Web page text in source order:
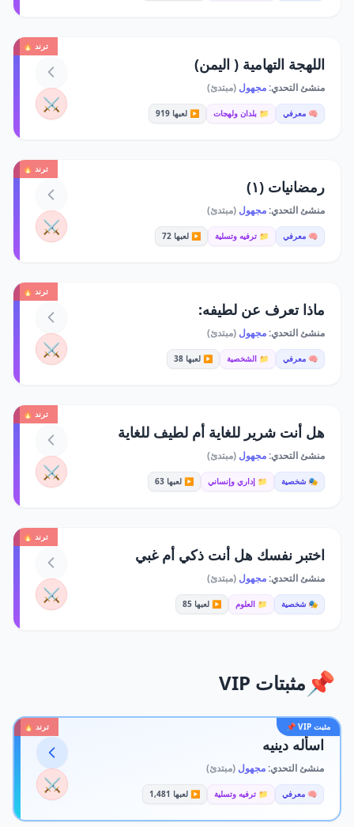
ترند 🔥
اللهجة التهامية ( اليمن)
منشئ التحدي:مجهول (مبتدئ)
🧠 معرفي 📁 بلدان ولهجات ▶️ لعبها 919 ⚔️
ترند 🔥
رمضانيات (١)
منشئ التحدي:مجهول (مبتدئ)
🧠 معرفي 📁 ترفيه وتسلية ▶️ لعبها 72 ⚔️
ترند 🔥
ماذا تعرف عن لطيفه:
منشئ التحدي:مجهول (مبتدئ)
🧠 معرفي 📁 الشخصية ▶️ لعبها 38 ⚔️
ترند 🔥
هل أنت شرير للغاية أم لطيف للغاية
منشئ التحدي:مجهول (مبتدئ)
🎭 شخصية 📁 إداري وإنساني ▶️ لعبها 63 ⚔️
ترند 🔥
اختبر نفسك هل أنت ذكي أم غبي
منشئ التحدي:مجهول (مبتدئ)
🎭 شخصية 📁 العلوم ▶️ لعبها 85 ⚔️
📌 مثبتات VIP
مثبت VIP 📌 ترند 🔥
اسأله دينيه
منشئ التحدي:مجهول (مبتدئ)
🧠 معرفي 📁 ترفيه وتسلية ▶️ لعبها 1,481 ⚔️